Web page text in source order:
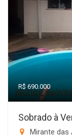
R$ 690.000
Sobrado à
Mirante das